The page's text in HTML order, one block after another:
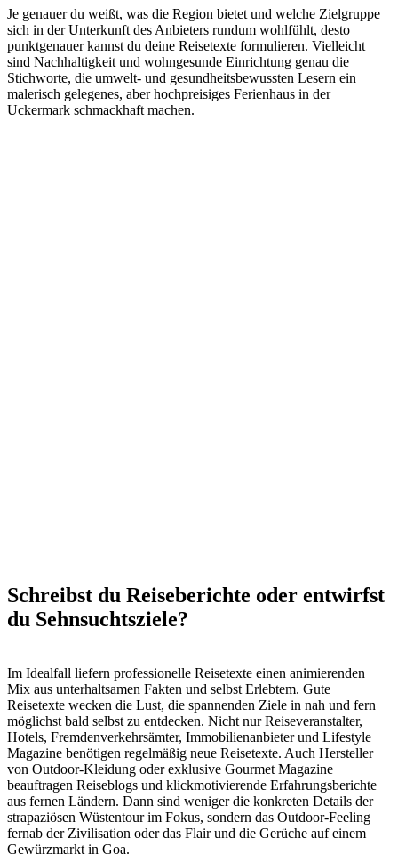
Je genauer du weißt, was die Region bietet und welche Zielgruppe
sich in der Unterkunft des Anbieters rundum wohlfühlt, desto
punktgenauer kannst du deine Reisetexte formulieren. Vielleicht
sind Nachhaltigkeit und wohngesunde Einrichtung genau die
Stichworte, die umwelt- und gesundheitsbewussten Lesern ein
malerisch gelegenes, aber hochpreisiges Ferienhaus in der
Uckermark schmackhaft machen.
Schreibst du Reiseberichte oder entwirfst
du Sehnsuchtsziele?
Im Idealfall liefern professionelle Reisetexte einen animierenden
Mix aus unterhaltsamen Fakten und selbst Erlebtem. Gute
Reisetexte wecken die Lust, die spannenden Ziele in nah und fern
möglichst bald selbst zu entdecken. Nicht nur Reiseveranstalter,
Hotels, Fremdenverkehrsämter, Immobilienanbieter und Lifestyle
Magazine benötigen regelmäßig neue Reisetexte. Auch Hersteller
von Outdoor-Kleidung oder exklusive Gourmet Magazine
beauftragen Reiseblogs und klickmotivierende Erfahrungsberichte
aus fernen Ländern. Dann sind weniger die konkreten Details der
strapaziösen Wüstentour im Fokus, sondern das Outdoor-Feeling
fernab der Zivilisation oder das Flair und die Gerüche auf einem
Gewürzmarkt in Goa.